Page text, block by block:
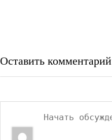
Оставить комментарий